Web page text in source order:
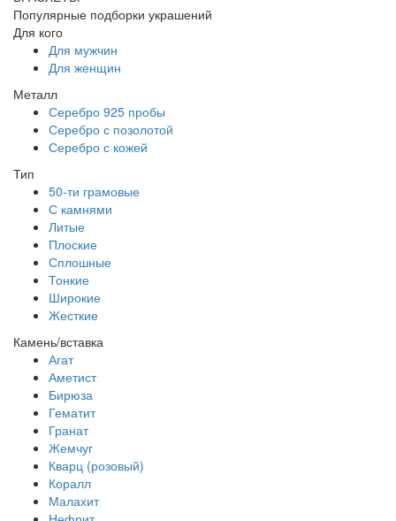
Популярные подборки украшений
Для кого
Для мужчин
Для женщин
Металл
Серебро 925 пробы
Серебро с позолотой
Серебро с кожей
Тип
50-ти грамовые
С камнями
Литые
Плоские
Сплошные
Тонкие
Широкие
Жесткие
Камень/вставка
Агат
Аметист
Бирюза
Гематит
Гранат
Жемчуг
Кварц (розовый)
Коралл
Малахит